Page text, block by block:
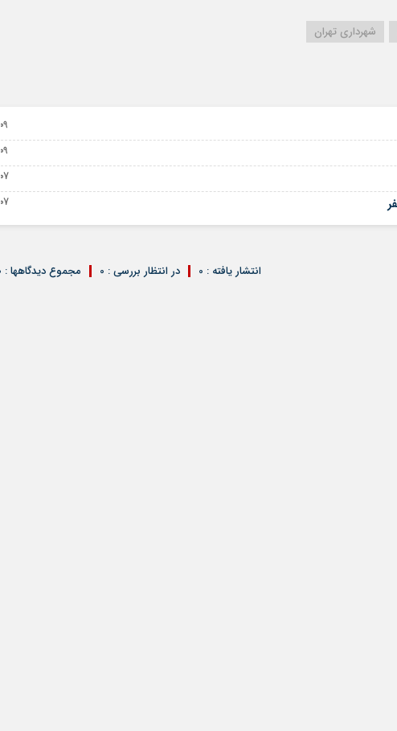
شهرداری تهران
09 آگوست 2026
09 آگوست 2026
07 آگوست 2026
07 آگوست 2026
مجموع دیدگاهها : 0 در انتظار بررسی : 0 انتشار یافته : 0